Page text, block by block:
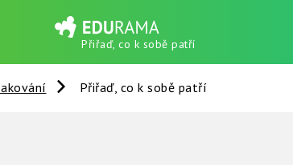
Přiřaď, co k sobě patří
Přiřaď, co k sobě patří